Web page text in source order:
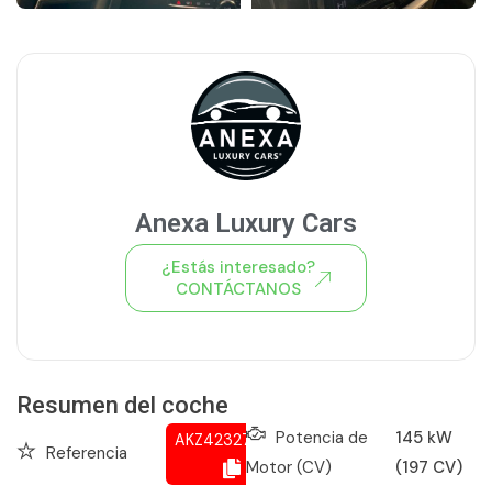
Resumen del coche
Referencia
AKZ423277287Potencia de
Motor (CV)
145 kW
(197 CV)
Anexa Luxury Cars
¿Estás interesado?
CONTÁCTANOS